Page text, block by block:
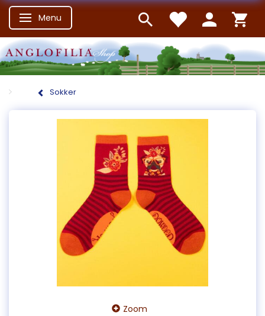
Skifte navigation
Menu
Sokker
Zoom